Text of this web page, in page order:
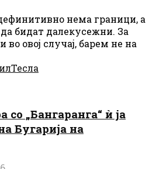
нема граници, а
бидат далекусежни. За
во овој случај, барем не на
Тесла
со „Бангаранга“ ѝ ја
Бугарија на